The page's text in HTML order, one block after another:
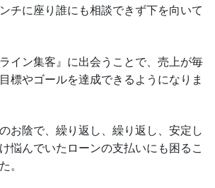
チに座り誰にも相談できず下を向いて
イン集客』に出会うことで、売上が毎
標やゴールを達成できるようになりま
お陰で、繰り返し、繰り返し、安定し
悩んでいたローンの支払いにも困るこ
。